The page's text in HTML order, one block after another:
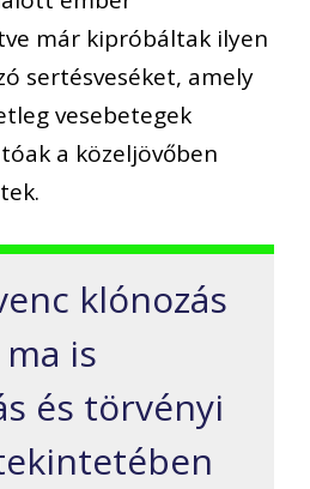
már kipróbáltak ilyen
sertésveséket, amely
vesebetegek
a közeljövőben
klónozás
is
és törvényi